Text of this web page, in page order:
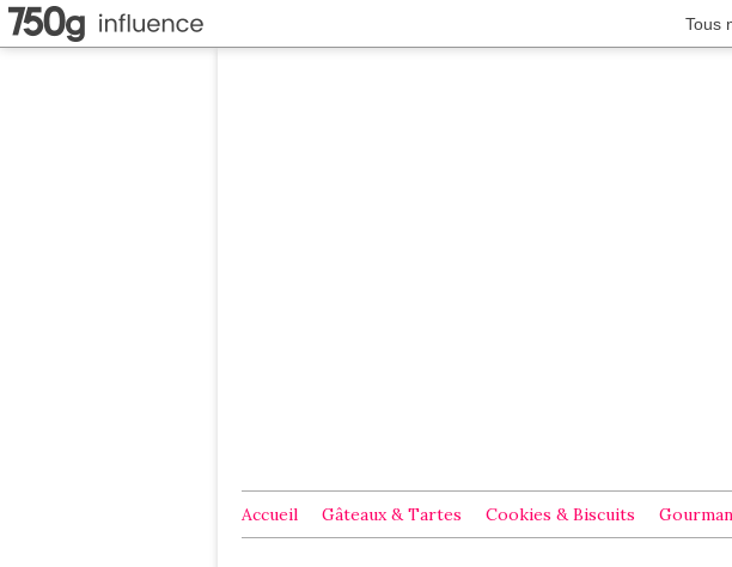
Tous
Accueil Gâteaux & Tartes Cookies & Biscuits